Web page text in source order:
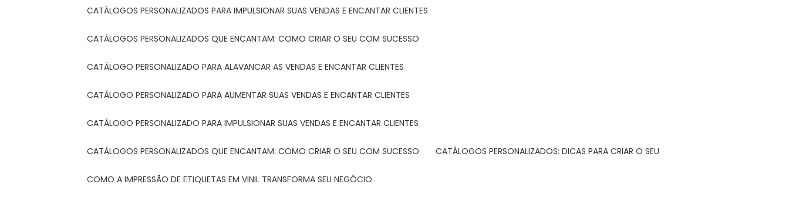
CATÁLOGOS PERSONALIZADOS PARA IMPULSIONAR SUAS VENDAS E ENCANTAR CLIENTES
CATÁLOGOS PERSONALIZADOS QUE ENCANTAM: COMO CRIAR O SEU COM SUCESSO
CATÁLOGO PERSONALIZADO PARA ALAVANCAR AS VENDAS E ENCANTAR CLIENTES
CATÁLOGO PERSONALIZADO PARA AUMENTAR SUAS VENDAS E ENCANTAR CLIENTES
CATÁLOGO PERSONALIZADO PARA IMPULSIONAR SUAS VENDAS E ENCANTAR CLIENTES
CATÁLOGOS PERSONALIZADOS QUE ENCANTAM: COMO CRIAR O SEU COM SUCESSO CATÁLOGOS PERSONALIZADOS: DICAS PARA CRIAR O SEU
COMO A IMPRESSÃO DE ETIQUETAS EM VINIL TRANSFORMA SEU NEGÓCIO